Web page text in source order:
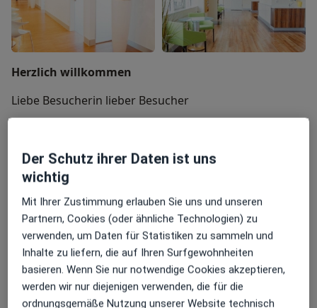
Herzlich willkommen
Liebe Besucherin lieber Besucher
Zentrums für Wirbelsäulenchirurgie Dres. Bernd
Wiedenhöfer und Stefan Matschke
aufmerksam geworden sind.
Wir sind auf Wirbelsäulenbeschwerden aller Art
spezialisiert und blicken auf eine langjährige
Erfahrung in der Wirbelsäulenchirurgie zurück.
Unsere Spezialisierung und Erfahrung kommen den
Der Schutz ihrer Daten ist uns
wichtig
Mit Ihrer Zustimmung erlauben Sie uns und unseren
Partnern, Cookies (oder ähnliche Technologien) zu
verwenden, um Daten für Statistiken zu sammeln und
Inhalte zu liefern, die auf Ihren Surfgewohnheiten
basieren. Wenn Sie nur notwendige Cookies akzeptieren,
werden wir nur diejenigen verwenden, die für die
ordnungsgemäße Nutzung unserer Website technisch